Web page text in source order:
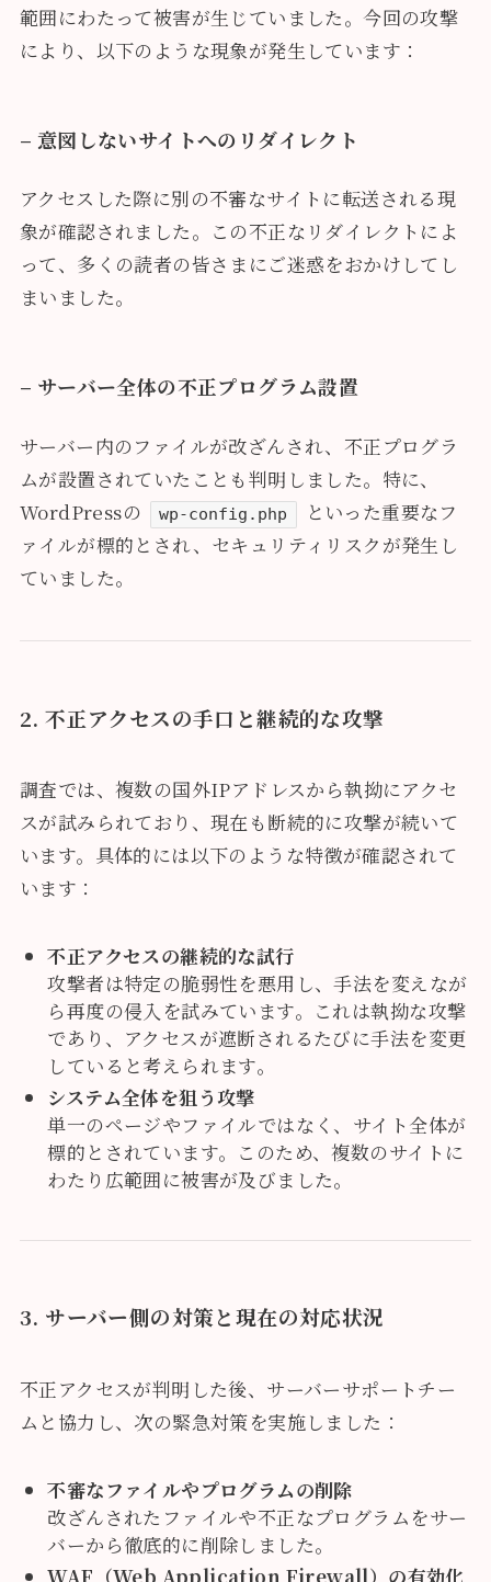
範囲にわたって被害が生じていました。今回の攻撃
により、以下のような現象が発生しています：
– 意図しないサイトへのリダイレクト
アクセスした際に別の不審なサイトに転送される現
象が確認されました。この不正なリダイレクトによ
って、多くの読者の皆さまにご迷惑をおかけしてし
まいました。
– サーバー全体の不正プログラム設置
サーバー内のファイルが改ざんされ、不正プログラ
ムが設置されていたことも判明しました。特に、
WordPressの
wp-config.php
といった重要なフ
ァイルが標的とされ、セキュリティリスクが発生し
ていました。
2. 不正アクセスの手口と継続的な攻撃
調査では、複数の国外IPアドレスから執拗にアクセ
スが試みられており、現在も断続的に攻撃が続いて
います。具体的には以下のような特徴が確認されて
います：
不正アクセスの継続的な試行
攻撃者は特定の脆弱性を悪用し、手法を変えなが
ら再度の侵入を試みています。これは執拗な攻撃
であり、アクセスが遮断されるたびに手法を変更
していると考えられます。
システム全体を狙う攻撃
単一のページやファイルではなく、サイト全体が
標的とされています。このため、複数のサイトに
わたり広範囲に被害が及びました。
3. サーバー側の対策と現在の対応状況
不正アクセスが判明した後、サーバーサポートチー
ムと協力し、次の緊急対策を実施しました：
不審なファイルやプログラムの削除
改ざんされたファイルや不正なプログラムをサー
バーから徹底的に削除しました。
WAF（Web Application Firewall）の有効化